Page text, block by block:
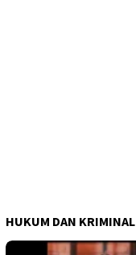
HUKUM DAN KRIMINAL